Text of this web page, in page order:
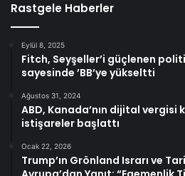
Rastgele Haberler
Eylül 8, 2025
Fitch, Seyşeller’i güçlenen
sayesinde ’BB’ye yükseltti
Ağustos 31, 2024
ABD, Kanada’nın dijital
istişareler başlattı
Ocak 22, 2026
Trump’ın Grönland Israrı ve